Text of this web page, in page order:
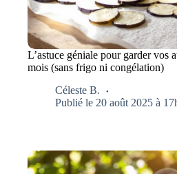
L’astuce géniale pour garder vos
mois (sans frigo ni congélation)
Céleste B.
Publié le 20 août 2025 à